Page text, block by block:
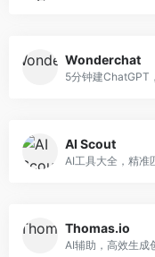
Wonderchat
5分钟建ChatGPT
AI Scout
AI工具大全，精准
Thomas.io
AI辅助，高效生成